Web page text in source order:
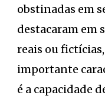
obstinadas em
destacaram em
reais ou
importante
é a capacidade